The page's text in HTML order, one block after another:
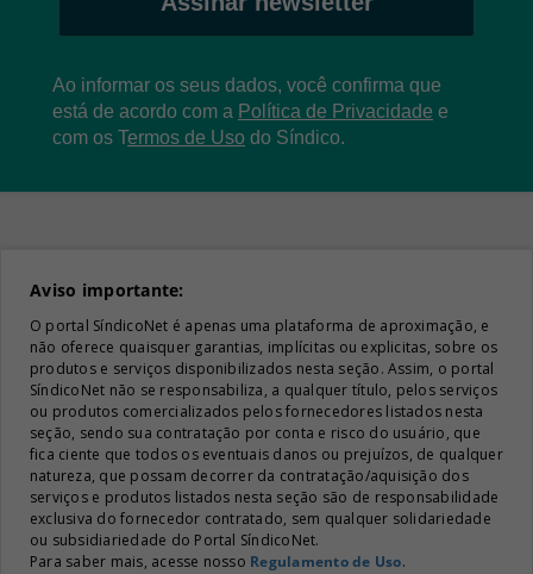
Ao informar os seus dados, você confirma que
está de acordo com a Política de Privacidade e
com os Termos de Uso do Síndico.
Aviso importante:
O portal SíndicoNet é apenas uma plataforma de aproximação, e
não oferece quaisquer garantias, implícitas ou explicitas, sobre os
produtos e serviços disponibilizados nesta seção. Assim, o portal
SíndicoNet não se responsabiliza, a qualquer título, pelos serviços
ou produtos comercializados pelos fornecedores listados nesta
seção, sendo sua contratação por conta e risco do usuário, que
fica ciente que todos os eventuais danos ou prejuízos, de qualquer
natureza, que possam decorrer da contratação/aquisição dos
serviços e produtos listados nesta seção são de responsabilidade
exclusiva do fornecedor contratado, sem qualquer solidariedade
ou subsidiariedade do Portal SíndicoNet.
Para saber mais, acesse nosso Regulamento de Uso.